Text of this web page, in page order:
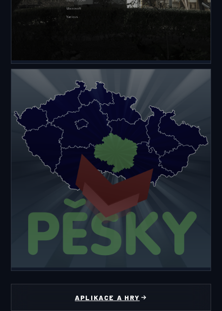
ANTONY NAGELMANN
APLIKACE
JIHLAVA PĚŠKYAPLIKACE A HRY